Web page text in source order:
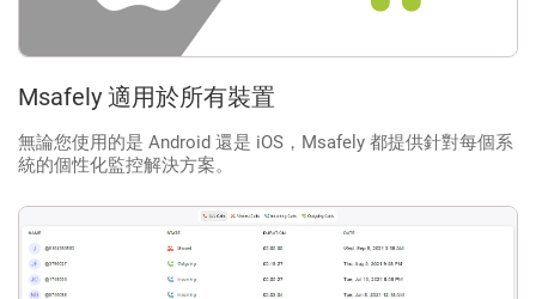
Msafely 適用於所有裝置
無論您使用的是 Android 還是 iOS，Msafely 都提供針對每個系
統的個性化監控解決方案。